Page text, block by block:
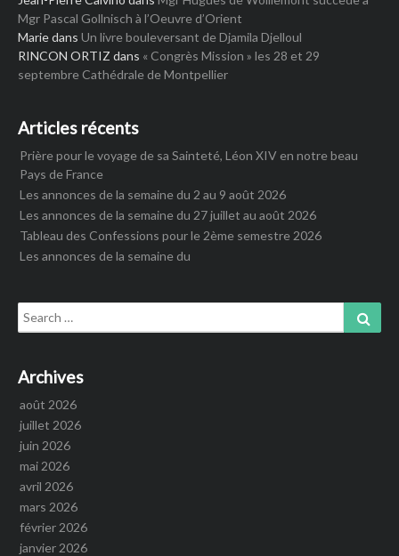
Mgr Pascal Gollnisch à l’Oeuvre d’Orient
Mariedans Un livre bouleversant de Djamila Djelloul
RINCON ORTIZ dans « Congrès Mission » les 28 et 29
septembre Cathédrale de Montpellier
Articles récents
Prière pour le voyage de sa Sainteté, Léon XIV en notre beau
Pays de France
Les annonces de la semaine du 2 au 9 août 2026
Les annonces de la semaine du 27 juillet au août 2026
Tableau des Confessions pour le 2ème semestre 2026
Les annonces de la semaine du
Search
for:
Archives
août 2026
juillet 2026
juin 2026
mai 2026
avril 2026
mars 2026
février 2026
janvier 2026